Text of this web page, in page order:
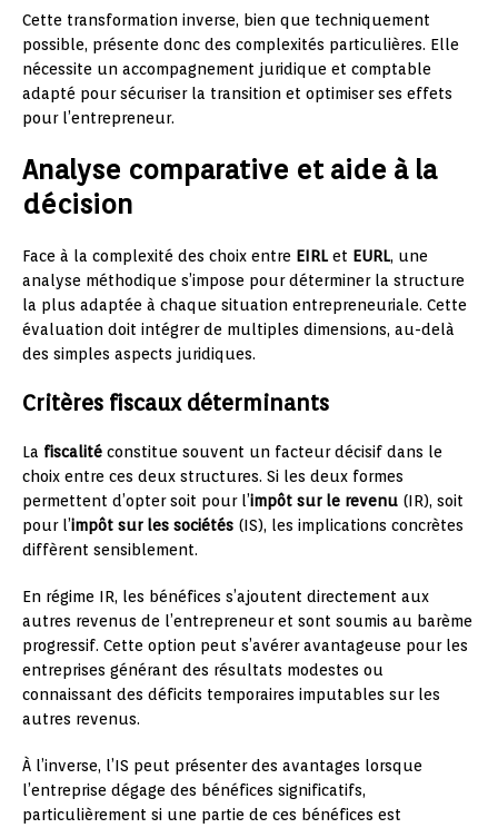
Cette transformation inverse, bien que techniquement
possible, présente donc des complexités particulières. Elle
nécessite un accompagnement juridique et comptable
adapté pour sécuriser la transition et optimiser ses effets
pour l’entrepreneur.
Analyse comparative et aide à la
décision
Face à la complexité des choix entre EIRL et EURL, une
analyse méthodique s’impose pour déterminer la structure
la plus adaptée à chaque situation entrepreneuriale. Cette
évaluation doit intégrer de multiples dimensions, au-delà
des simples aspects juridiques.
Critères fiscaux déterminants
La fiscalité constitue souvent un facteur décisif dans le
choix entre ces deux structures. Si les deux formes
permettent d’opter soit pour l’impôt sur le revenu (IR), soit
pour l’impôt sur les sociétés (IS), les implications concrètes
diffèrent sensiblement.
En régime IR, les bénéfices s’ajoutent directement aux
autres revenus de l’entrepreneur et sont soumis au barème
progressif. Cette option peut s’avérer avantageuse pour les
entreprises générant des résultats modestes ou
connaissant des déficits temporaires imputables sur les
autres revenus.
À l’inverse, l’IS peut présenter des avantages lorsque
l’entreprise dégage des bénéfices significatifs,
particulièrement si une partie de ces bénéfices est